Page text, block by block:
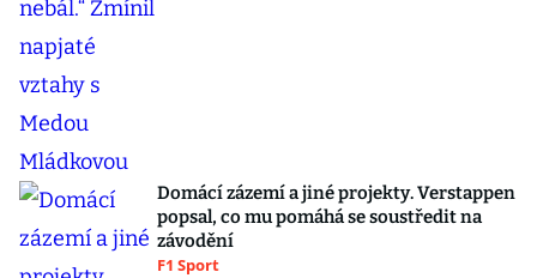
Domácí zázemí a jiné projekty. Verstappen
popsal, co mu pomáhá se soustředit na
závodění
F1 Sport